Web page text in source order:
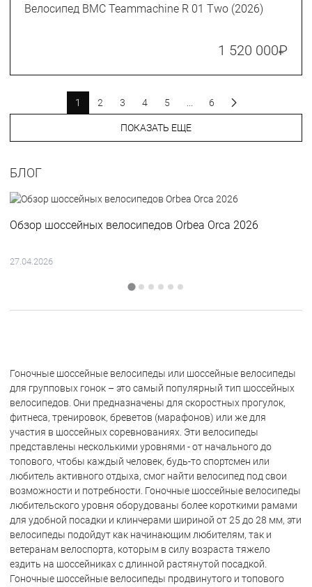
Велосипед BMC Teammachine R 01 Two (2026)
1 520 000₽
ПОКАЗАТЬ ЕЩЕ
1 2 3 4 5 6
БЛОГ
Обзор шоссейных велосипедов Orbea Orca 2026
27.04.2026
Гоночные шоссейные велосипеды или шоссейные велосипеды
для групповых гонок – это самый популярный тип шоссейных
велосипедов. Они предназначены для скоростных прогулок,
фитнеса, тренировок, бреветов (марафонов) или же для
участия в шоссейных соревнованиях. Эти велосипеды
представлены несколькими уровнями - от начального до
топового, чтобы каждый человек, будь-то спортсмен или
любитель активного отдыха, смог найти велосипед под свои
возможности и потребности. Гоночные шоссейные велосипеды
любительского уровня оборудованы более короткими рамами
для удобной посадки и клинчерами шириной от 25 до 28 мм, эти
велосипеды подойдут как начинающим любителям, так и
ветеранам велоспорта, которым в силу возраста тяжело
ездить на шоссейниках с длинной растянутой посадкой.
Гоночные шоссейные велосипеды продвинутого и топового